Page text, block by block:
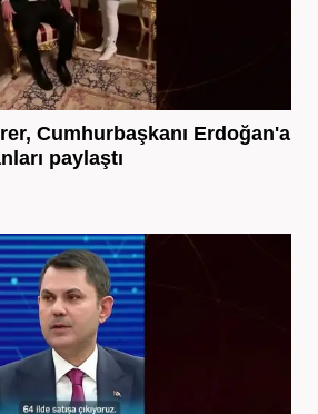
Cumhurbaşkanı Erdoğan'a
paylaştı